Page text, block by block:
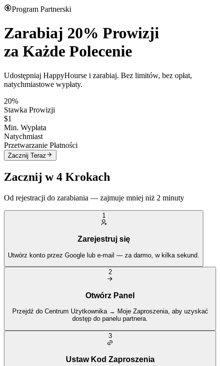
Program Partnerski
Zarabiaj 20% Prowizji
za Każde Polecenie
Udostępniaj HappyHourse i zarabiaj. Bez limitów, bez opłat,
natychmiastowe wypłaty.
20%
Stawka Prowizji
$1
Min. Wypłata
Natychmiast
Przetwarzanie Płatności
Zacznij Teraz
Zacznij w 4 Krokach
Od rejestracji do zarabiania — zajmuje mniej niż 2 minuty
1
Zarejestruj się
Utwórz konto przez Google lub e-mail — za darmo, w kilka sekund.
2
Otwórz Panel
Przejdź do Centrum Użytkownika → Moje Zaproszenia, aby uzyskać
dostęp do panelu partnera.
3
Ustaw Kod Zaproszenia